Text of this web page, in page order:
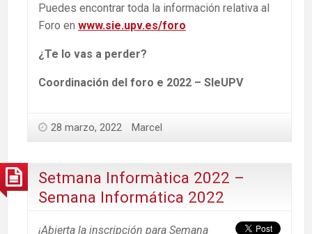
Puedes encontrar toda la información relativa al
Foro en www.sie.upv.es/foro
¿Te lo vas a perder?
Coordinación del foro e 2022 – SIeUPV
28 marzo, 2022 Marcel
Setmana Informàtica 2022 –
Semana Informática 2022
¡Abierta la inscripción para Semana